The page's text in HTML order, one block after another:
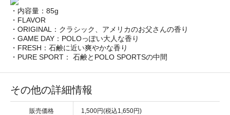
・内容量：85g
・FLAVOR
・ORIGINAL：クラシック、アメリカのお父さんの香り
・GAME DAY：POLOっぽい大人な香り
・FRESH：石鹸に近い爽やかな香り
・PURE SPORT： 石鹸とPOLO SPORTSの中間
その他の詳細情報
販売価格 1,500円(税込1,650円)